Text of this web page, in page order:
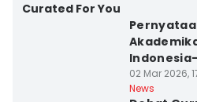
Curated For You
Konstitusi
02 Mar 2026,
News